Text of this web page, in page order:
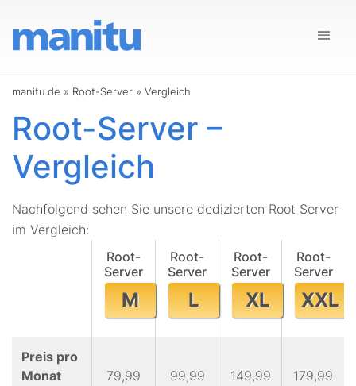
manitu.de » Root-Server » Vergleich
Root-Server –
Vergleich
Nachfolgend sehen Sie unsere dedizierten Root Server
im Vergleich:
Root-
Server
M
Root-
Server
L
Root-
Server
XL
Root-
Server
XXL
Preis pro
Monat
79,99
99,99
149,99
179,99